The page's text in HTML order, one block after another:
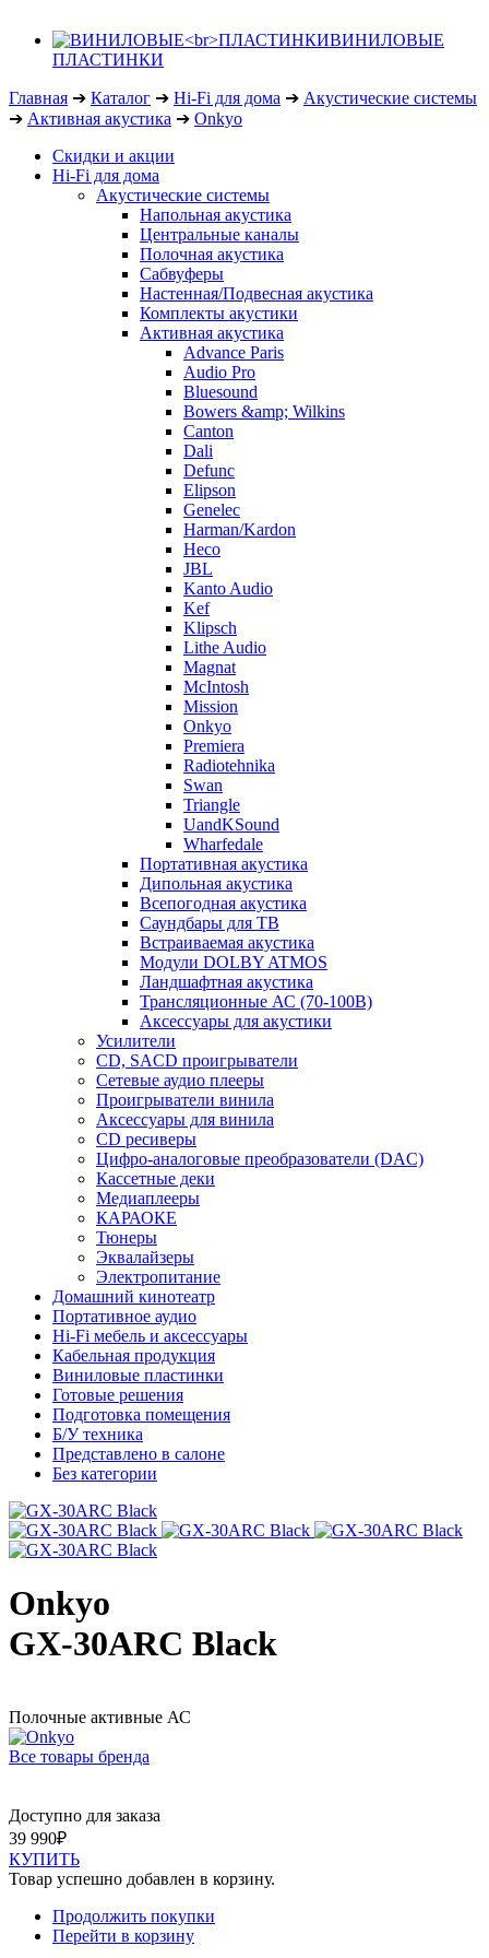
ВИНИЛОВЫЕ
ПЛАСТИНКИ
Главная ➔ Каталог ➔ Hi-Fi для дома ➔ Акустические системы
➔ Активная акустика ➔ Onkyo
Скидки и акции
Hi-Fi для дома
Акустические системы
Напольная акустика
Центральные каналы
Полочная акустика
Сабвуферы
Настенная/Подвесная акустика
Комплекты акустики
Активная акустика
Advance Paris
Audio Pro
Bluesound
Bowers &amp; Wilkins
Canton
Dali
Defunc
Elipson
Genelec
Harman/Kardon
Heco
JBL
Kanto Audio
Kef
Klipsch
Lithe Audio
Magnat
McIntosh
Mission
Onkyo
Premiera
Radiotehnika
Swan
Triangle
UandKSound
Wharfedale
Портативная акустика
Дипольная акустика
Всепогодная акустика
Саундбары для ТВ
Встраиваемая акустика
Модули DOLBY ATMOS
Ландшафтная акустика
Трансляционные АС (70-100В)
Аксессуары для акустики
Усилители
CD, SACD проигрыватели
Сетевые аудио плееры
Проигрыватели винила
Аксессуары для винила
CD ресиверы
Цифро-аналоговые преобразователи (DAC)
Кассетные деки
Медиаплееры
КАРАОКЕ
Тюнеры
Эквалайзеры
Электропитание
Домашний кинотеатр
Портативное аудио
Hi-Fi мебель и аксессуары
Кабельная продукция
Виниловые пластинки
Готовые решения
Подготовка помещения
Б/У техника
Представлено в салоне
Без категории
Onkyo
GX-30ARC Black
Полочные активные АС
Все товары бренда
Доступно для заказа
39 990₽
КУПИТЬ
Товар успешно добавлен в корзину.
Продолжить покупки
Перейти в корзину